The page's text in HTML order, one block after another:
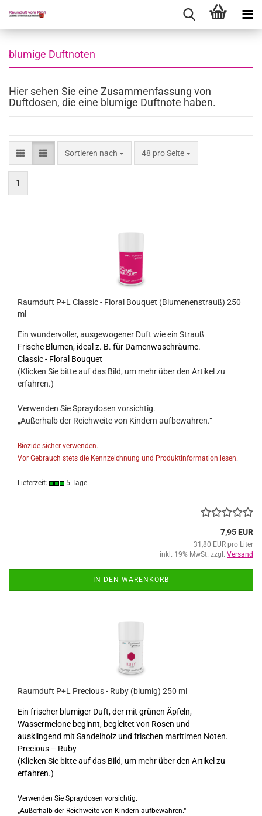
blumige Duftnoten
Hier sehen Sie eine Zusammenfassung von
Duftdosen, die eine blumige Duftnote haben.
Sortieren nach
Sortieren nach 48 pro Seite
pro Seite
1
Raumduft P+L Classic - Floral Bouquet (Blumenenstrauß) 250
ml
Ein wundervoller, ausgewogener Duft wie ein Strauß
Frische Blumen, ideal z. B. für Damenwaschräume.
Classic - Floral Bouquet
(Klicken Sie bitte auf das Bild, um mehr über den Artikel zu
erfahren.)
Verwenden Sie Spraydosen vorsichtig.
„Außerhalb der Reichweite von Kindern aufbewahren.“
Biozide sicher verwenden.
Vor Gebrauch stets die Kennzeichnung und Produktinformation lesen.
Lieferzeit: 5 Tage
7,95 EUR
31,80 EUR pro Liter
inkl. 19% MwSt. zzgl. Versand
IN DEN WARENKORB
Raumduft P+L Precious - Ruby (blumig) 250 ml
Ein frischer blumiger Duft, der mit grünen Äpfeln,
Wassermelone beginnt, begleitet von Rosen und
ausklingend mit Sandelholz und frischen maritimen Noten.
Precious – Ruby
(Klicken Sie bitte auf das Bild, um mehr über den Artikel zu
erfahren.)
Verwenden Sie Spraydosen vorsichtig.
„Außerhalb der Reichweite von Kindern aufbewahren.“